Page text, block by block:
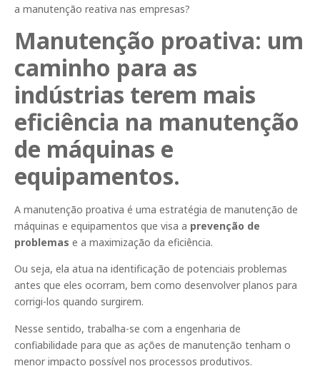
a manutenção reativa nas empresas?
Manutenção proativa: um
caminho para as
indústrias terem mais
eficiência na manutenção
de máquinas e
equipamentos.
A manutenção proativa é uma estratégia de manutenção de
máquinas e equipamentos que visa a prevenção de
problemas e a maximização da eficiência.
Ou seja, ela atua na identificação de potenciais problemas
antes que eles ocorram, bem como desenvolver planos para
corrigi-los quando surgirem.
Nesse sentido, trabalha-se com a engenharia de
confiabilidade para que as ações de manutenção tenham o
menor impacto possível nos processos produtivos.